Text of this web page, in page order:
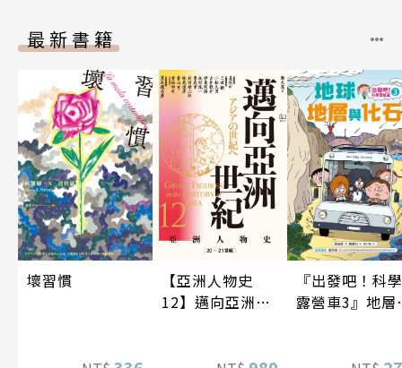
最新書籍
壞習慣
【亞洲人物史
12】邁向亞洲世
『出發吧！科學
露營車3』地層